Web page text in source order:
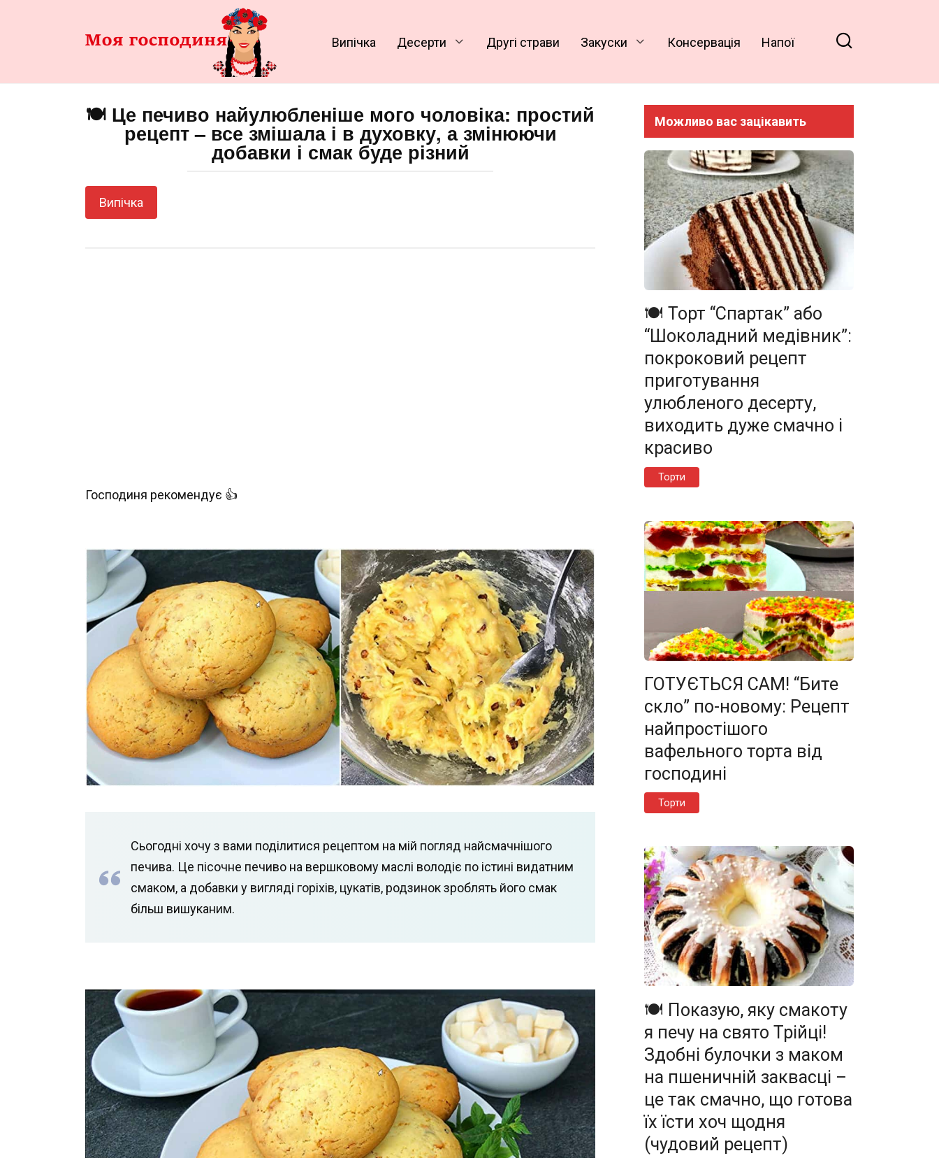
Випічка Десерти Другі страви Закуски Консервація Напої
🍽️ Це печиво найулюбленіше мого чоловіка: простий
рецепт – все змішала і в духовку, а змінюючи
добавки і смак буде різний
Випічка
Господиня рекомендує 👍
Сьогодні хочу з вами поділитися рецептом на мій погляд найсмачнішого
печива. Це пісочне печиво на вершковому маслі володіє по істині видатним
смаком, а добавки у вигляді горіхів, цукатів, родзинок зроблять його смак
більш вишуканим.
Можливо вас зацікавить
🍽️ Торт “Спартак” або
“Шоколадний медівник”:
покроковий рецепт
приготування
улюбленого десерту,
виходить дуже смачно і
красиво
Торти
ГОТУЄТЬСЯ САМ! “Бите
скло” по-новому: Рецепт
найпростішого
вафельного торта від
господині
Торти
🍽️ Показую, яку смакоту
я печу на свято Трійці!
Здобні булочки з маком
на пшеничній заквасці –
це так смачно, що готова
їх їсти хоч щодня
(чудовий рецепт)